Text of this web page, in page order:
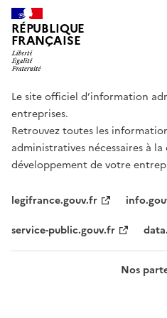
RÉPUBLIQUE
FRANÇAISE
Le site officiel d’information
entreprises.
Retrouvez toutes les
administratives nécessaires à
développement de votre
legifrance.gouv.fr
service-public.gouv.fr
Nos